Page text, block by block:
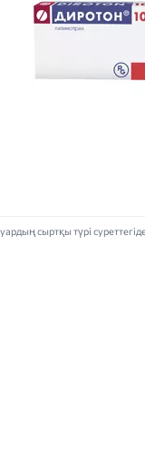
сыртқы түрі